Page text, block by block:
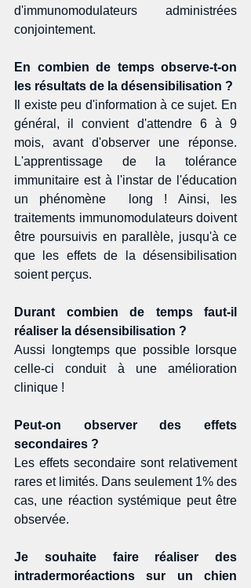
d'immunomodulateurs administrées
conjointement.
En combien de temps observe-t-on
les résultats de la désensibilisation ?
Il existe peu d'information à ce sujet. En
général, il convient d'attendre 6 à 9
mois, avant d'observer une réponse.
L'apprentissage de la tolérance
immunitaire est à l'instar de l'éducation
un phénomène  long ! Ainsi, les
traitements immunomodulateurs doivent
être poursuivis en parallèle, jusqu'à ce
que les effets de la désensibilisation
soient perçus.
Durant combien de temps faut-il
réaliser la désensibilisation ?
Aussi longtemps que possible lorsque
celle-ci conduit à une amélioration
clinique !
Peut-on observer des effets
secondaires ?
Les effets secondaire sont relativement
rares et limités. Dans seulement 1% des
cas, une réaction systémique peut être
observée.
Je souhaite faire réaliser des
intradermoréactions sur un chien